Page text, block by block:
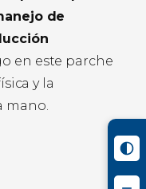
de
en este parche
y la
mano.